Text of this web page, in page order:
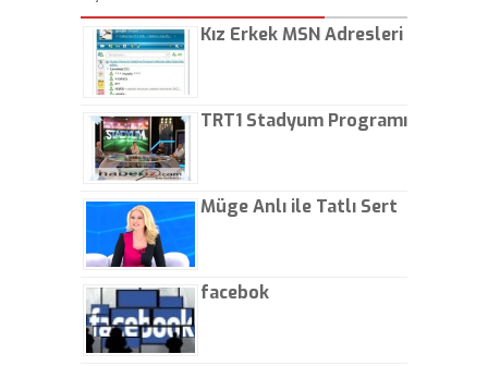
Gezenti
Kız Erkek MSN Adresleri
TRT1 Stadyum Programı
Müge Anlı ile Tatlı Sert
facebok